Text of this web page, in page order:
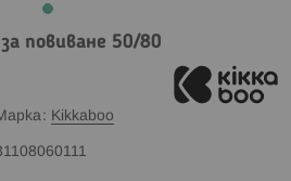
повиване 50/80
Kikkaboo